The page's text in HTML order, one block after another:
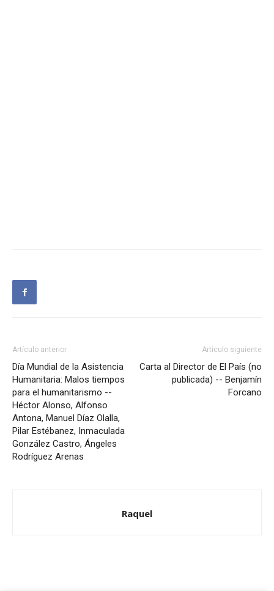
Artículo anterior
Día Mundial de la Asistencia
Humanitaria: Malos tiempos
para el humanitarismo --
Héctor Alonso, Alfonso
Antona, Manuel Díaz Olalla,
Pilar Estébanez, Inmaculada
González Castro, Ángeles
Rodríguez Arenas
Artículo siguiente
Carta al Director de El País (no
publicada) -- Benjamín
Forcano
Raquel